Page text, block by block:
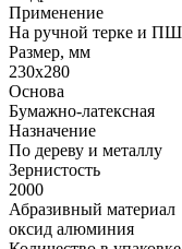
Применение
На ручной терке и
Размер, мм
230х280
Основа
Бумажно-латексная
Назначение
По дереву и металлу
Зернистость
2000
Абразивный материал
оксид алюминия